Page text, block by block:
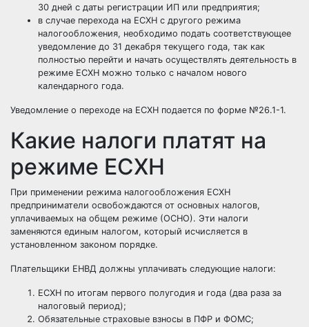
30 дней с даты регистрации ИП или предприятия;
в случае перехода на ЕСХН с другого режима
налогообложения, необходимо подать соответствующее
уведомление до 31 декабря текущего года, так как
полностью перейти и начать осуществлять деятельность в
режиме ЕСХН можно только с началом нового
календарного года.
Уведомление о переходе на ЕСХН подается по форме №26.1-1.
Какие налоги платят на
режиме ЕСХН
При применении режима налогообложения ЕСХН
предприниматели освобождаются от основных налогов,
уплачиваемых на общем режиме (ОСНО). Эти налоги
заменяются единым налогом, который исчисляется в
установленном законом порядке.
Плательщики ЕНВД должны уплачивать следующие налоги:
ЕСХН по итогам первого полугодия и года (два раза за
налоговый период);
Обязательные страховые взносы в ПФР и ФОМС;